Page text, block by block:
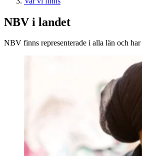
NBV i landet
NBV finns representerade i alla län och